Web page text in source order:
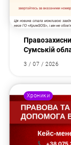
Сумській
3 / 07 / 2026
Хроники